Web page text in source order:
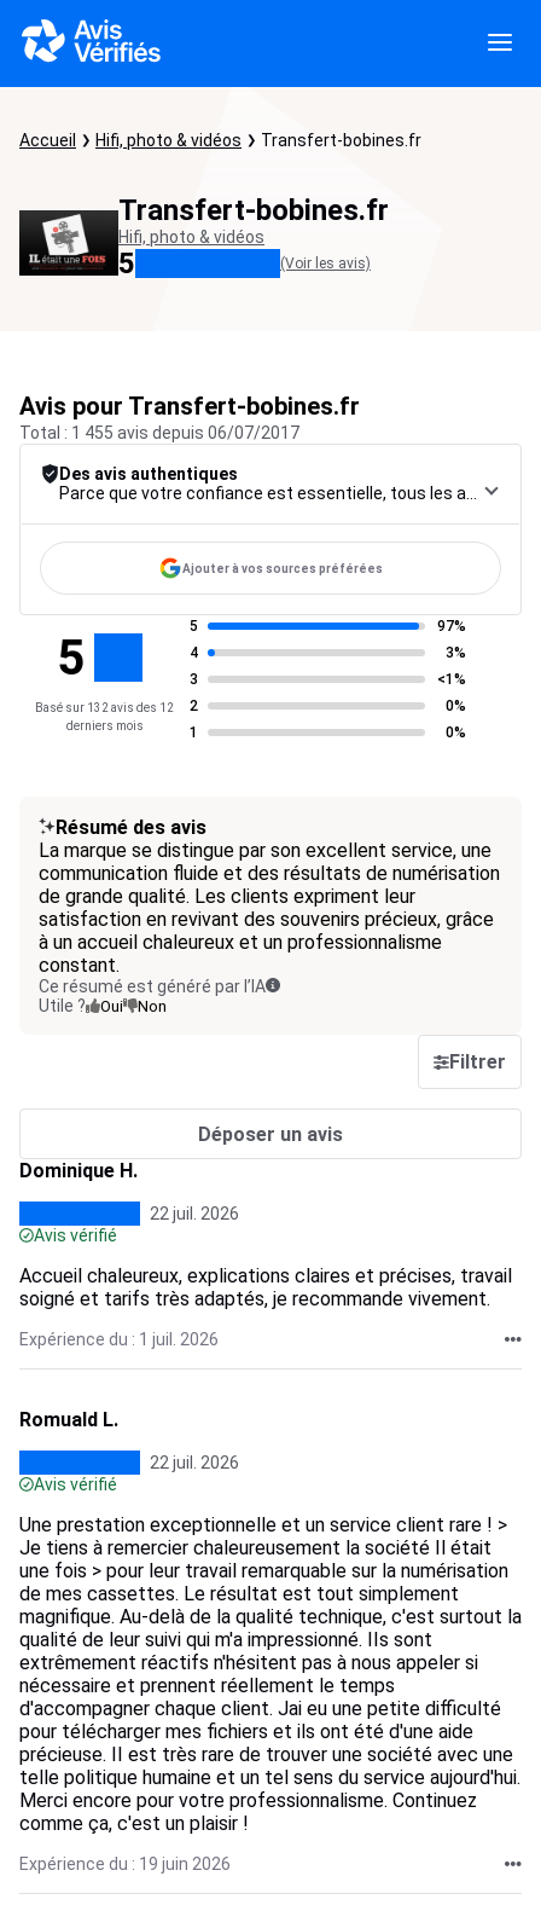
Accueil Hifi, photo & vidéos Transfert-bobines.fr
Transfert-bobines.fr
Hifi, photo & vidéos
5 (Voir les avis)
Avis pour Transfert-bobines.fr
Total : 1 455 avis depuis 06/07/2017
Des avis authentiques
Ajouter à vos sources préférées
5
Basé sur 132 avis des 12
derniers mois
5
97%
4
3%
3
<1%
2
0%
1
0%
Résumé des avis
La marque se distingue par son excellent service, une
communication fluide et des résultats de numérisation
de grande qualité. Les clients expriment leur
satisfaction en revivant des souvenirs précieux, grâce
à un accueil chaleureux et un professionnalisme
constant.
Ce résumé est généré par l’IA
Utile ?
Oui Non
Filtrer
Déposer un avis
Dominique H.
22 juil. 2026
Avis vérifié
Accueil chaleureux, explications claires et précises, travail
soigné et tarifs très adaptés, je recommande vivement.
Expérience du : 1 juil. 2026
Romuald L.
22 juil. 2026
Avis vérifié
Une prestation exceptionnelle et un service client rare ! >
Je tiens à remercier chaleureusement la société Il était
une fois > pour leur travail remarquable sur la numérisation
de mes cassettes. Le résultat est tout simplement
magnifique. Au-delà de la qualité technique, c'est surtout la
qualité de leur suivi qui m'a impressionné. IIs sont
extrêmement réactifs n'hésitent pas à nous appeler si
nécessaire et prennent réellement le temps
d'accompagner chaque client. Jai eu une petite difficulté
pour télécharger mes fichiers et ils ont été d'une aide
précieuse. II est très rare de trouver une société avec une
telle politique humaine et un tel sens du service aujourd'hui.
Merci encore pour votre professionnalisme. Continuez
comme ça, c'est un plaisir !
Expérience du : 19 juin 2026